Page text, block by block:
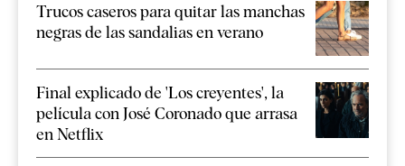
Trucos caseros para quitar las manchas
negras de las sandalias en verano
Final explicado de 'Los creyentes', la
película con José Coronado que arrasa
en Netflix